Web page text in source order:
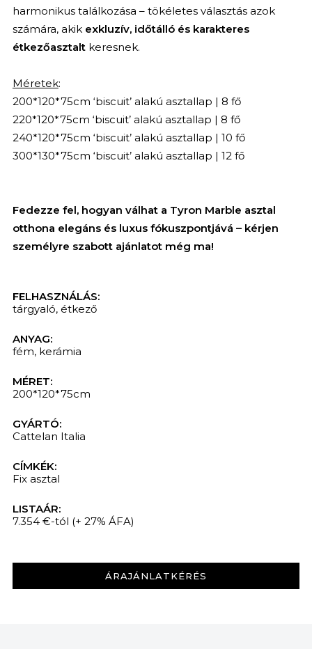
harmonikus találkozása – tökéletes választás azok
számára, akik exkluzív, időtálló és karakteres
étkezőasztaltkeresnek.
Méretek:
200*120*75cm ‘biscuit’ alakú asztallap | 8 fő
220*120*75cm ‘biscuit’ alakú asztallap | 8 fő
240*120*75cm ‘biscuit’ alakú asztallap | 10 fő
300*130*75cm ‘biscuit’ alakú asztallap | 12 fő
Fedezze fel, hogyan válhat a Tyron Marble asztal
otthona elegáns és luxus fókuszpontjává – kérjen
személyre szabott ajánlatot még ma!
FELHASZNÁLÁS:
tárgyaló, étkező
ANYAG:
fém, kerámia
MÉRET:
200*120*75cm
GYÁRTÓ:
Cattelan Italia
CÍMKÉK:
Fix asztal
LISTAÁR:
7.354 €-tól (+ 27% ÁFA)
ÁRAJÁNLATKÉRÉS